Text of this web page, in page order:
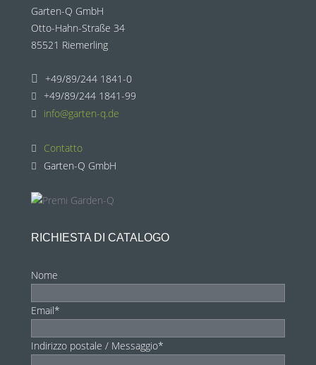
Garten-Q GmbH
Otto-Hahn-Straße 34
85521 Riemerling
+49/89/244 1841-0
+49/89/244 1841-99
info@garten-q.de
Contatto
Garten-Q GmbH
RICHIESTA DI CATALOGO
Nome
Email*
Indirizzo postale / Messaggio*